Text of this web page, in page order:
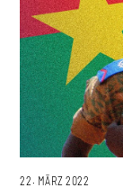
22. MÄRZ 2022